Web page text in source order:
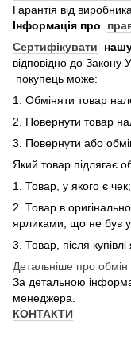
Гарантія від
Інформація про
Сертифікувати
відповідно до Закону
покупець може:
1. Обміняти товар
2. Повернути товар
3. Повернути або
Який товар підлягає
1. Товар, у якого є чек;
2. Товар в
ярликами, що не був у
3. Товар, після
Детальніше про
За детальною
менеджера.
КОНТАКТИ